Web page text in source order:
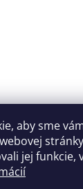
aby sme
jej funkcie,
Novinky